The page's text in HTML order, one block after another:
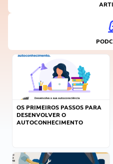
OS PRIMEIROS PASSOS PARA
DESENVOLVER O
AUTOCONHECIMENTO